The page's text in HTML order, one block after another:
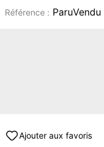
Référence : ParuVendu
Ajouter aux favoris